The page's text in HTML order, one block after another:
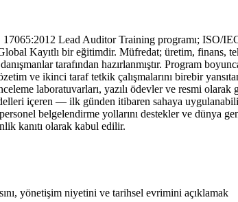
Lead Auditor Training programı; ISO/
Kayıtlı bir eğitimdir. Müfredat; üretim, finans,
tarafından hazırlanmıştır. Program
ve ikinci taraf tetkik çalışmalarını birebir
laboratuvarları, yazılı ödevler ve resmi
içeren — ilk günden itibaren sahaya
belgelendirme yollarını destekler ve dünya
kanıtı olarak kabul edilir.
yönetişim niyetini ve tarihsel evrimini açıklamak